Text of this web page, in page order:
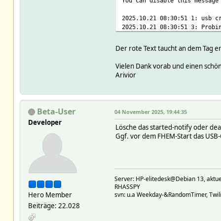
2025.10.21 08:30:51 1: usb
2025.10.21 08:30:51 3:
2025.10.21 08:30:52 3:
2025.10.21 08:30:53 3:
[color=red]2025.10.21
2025.10.21 08:30:53 3:
2025.10.21 08:30:53 3:
2025.10.21 08:30:53 1:
2025.10.21 08:30:53 1:
2025.10.21 08:30:53 1:
Der rote Text taucht an dem Tag
Vielen Dank vorab und einen
Arivior
Beta-User
Developer
Hero Member
Beiträge: 22.028
04 November 2025, 19:44:35
Lösche das started-notify oder
Ggf. vor dem FHEM-Start das
Server: HP-elitedesk@Debian 13,
RHASSPY
svn: u.a Weekday-&RandomTimer,